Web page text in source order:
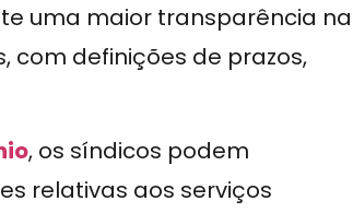
uma maior transparência na
com definições de prazos,
, os síndicos podem
relativas aos serviços